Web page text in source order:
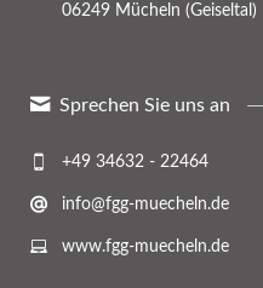
06249 Mücheln (Geiseltal)
Sprechen Sie uns an
+49 34632 - 22464
info@fgg-muecheln.de
www.fgg-muecheln.de